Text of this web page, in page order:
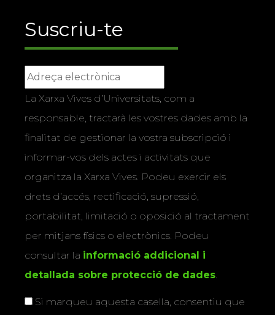
Suscriu-te
La Xarxa Vives d’Universitats, com a
responsable, tractarà les vostres dades amb la
finalitat de gestionar la vostra subscripció i
informar-vos dels actes i activitats que
organitza la Xarxa Vives. Podeu exercir els
drets d’accés, rectificació, supressió,
portabilitat, limitació o oposició al tractament
per mitjans físics o electrònics. Podeu
consultar la informació addicional i
detallada sobre protecció de dades.
Si marqueu aquesta casella, consentiu que